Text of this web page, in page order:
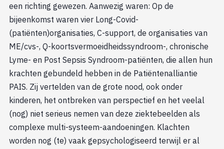
een richting gewezen. Aanwezig waren: Op de
bijeenkomst waren vier Long-Covid-
(patiënten)organisaties, C-support, de organisaties van
ME/cvs-, Q-koortsvermoeidheidssyndroom-, chronische
Lyme- en Post Sepsis Syndroom-patiënten, die allen hun
krachten gebundeld hebben in de Patiëntenalliantie
PAIS. Zij vertelden van de grote nood, ook onder
kinderen, het ontbreken van perspectief en het veelal
(nog) niet serieus nemen van deze ziektebeelden als
complexe multi-systeem-aandoeningen. Klachten
worden nog (te) vaak gepsychologiseerd terwijl er al